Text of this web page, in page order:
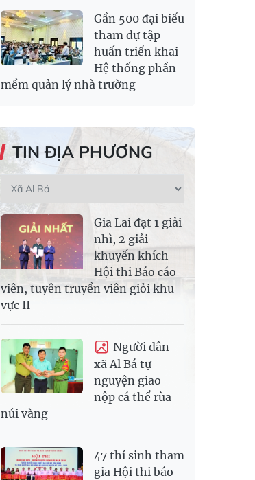
Gần 500 đại biểu
tham dự tập
huấn triển khai
Hệ thống phần
mềm quản lý nhà trường
TIN ĐỊA PHƯƠNG
Gia Lai đạt 1 giải
nhì, 2 giải
khuyến khích
Hội thi Báo cáo
viên, tuyên truyền viên giỏi khu
vực II
Người dân
xã Al Bá tự
nguyện giao
nộp cá thể rùa
núi vàng
47 thí sinh tham
gia Hội thi báo